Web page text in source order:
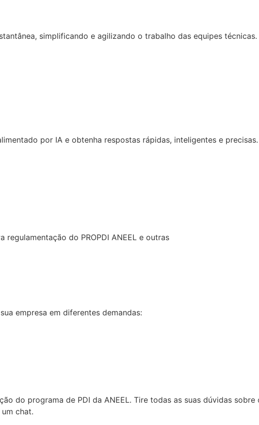
simplificando e agilizando o trabalho das equipes técnicas.
por IA e obtenha respostas rápidas, inteligentes e precisas.
do PROPDI ANEEL e outras
empresa em diferentes demandas:
do programa de PDI da ANEEL. Tire todas as suas dúvidas sobre
chat.